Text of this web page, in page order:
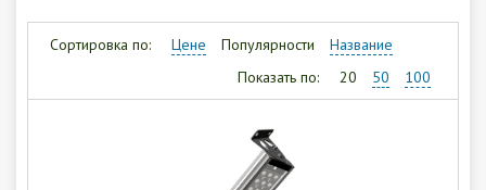
Корзина /Пустая
8 (846) 300-47-62
Заказать обратный звонок
Сортировка по: Цене Популярности
Название
Показать по:
20 50 100